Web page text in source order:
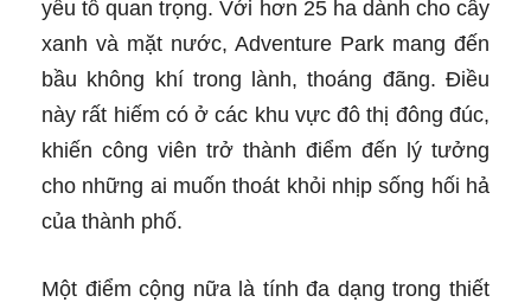
yếu tố quan trọng. Với hơn 25 ha dành cho cây
xanh và mặt nước, Adventure Park mang đến
bầu không khí trong lành, thoáng đãng. Điều
này rất hiếm có ở các khu vực đô thị đông đúc,
khiến công viên trở thành điểm đến lý tưởng
cho những ai muốn thoát khỏi nhịp sống hối hả
của thành phố.
Một điểm cộng nữa là tính đa dạng trong thiết